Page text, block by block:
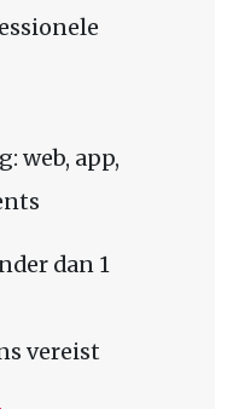
web, app,
dan 1
vereist